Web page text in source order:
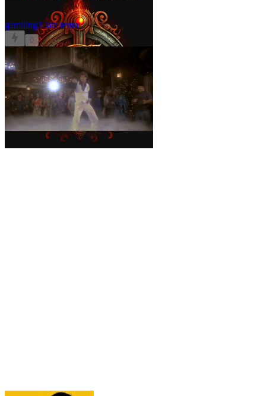
gamlling3 lata temu
0